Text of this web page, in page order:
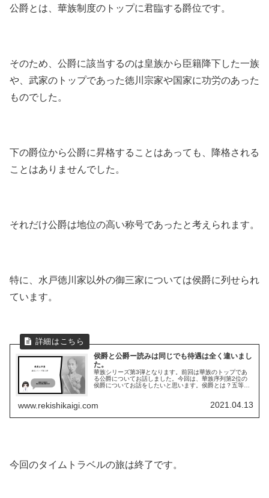
公爵とは、華族制度のトップに君臨する爵位です。
そのため、公爵に該当するのは皇族から臣籍降下した一族
や、武家のトップであった徳川宗家や国家に功労のあった
ものでした。
下の爵位から公爵に昇格することはあっても、降格される
ことはありませんでした。
それだけ公爵は地位の高い称号であったと考えられます。
特に、水戸徳川家以外の御三家については侯爵に列せられ
ています。
侯爵と公爵ー読みは同じでも待遇は全く違いまし
た。
華族シリーズ第3弾となります。前回は華族のトップであ
る公爵についてお話しました。今回は、華族序列第2位の
侯爵についてお話をしたいと思います。侯爵とは？五等爵
www.rekishikaigi.com 2021.04.13
今回のタイムトラベルの旅は終了です。